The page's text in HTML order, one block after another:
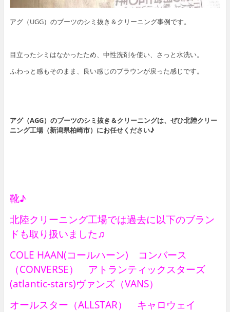
アグ（UGG）のブーツのシミ抜き＆クリーニング事例です。
目立ったシミはなかったため、中性洗剤を使い、さっと水洗い。
ふわっと感もそのまま、良い感じのブラウンが戻った感じです。
アグ（AGG）のブーツのシミ抜き＆クリーニングは、ぜひ北陸クリー
ニング工場（新潟県柏崎市）にお任せください♪
靴♪
北陸クリーニング工場では過去に以下のブラン
ドも取り扱いました♫
COLE HAAN(コールハーン) コンバース
（CONVERSE） アトランティックスターズ
(atlantic-stars)ヴァンズ（VANS）
オールスター（ALLSTAR） キャロウェイ